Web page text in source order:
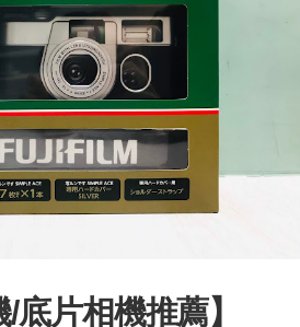
/底片相機推薦】